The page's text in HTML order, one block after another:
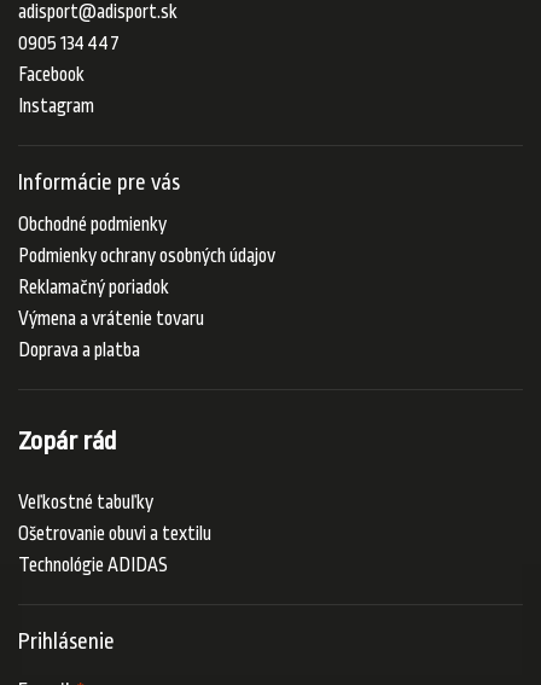
adisport@adisport.sk
0905 134 447
Facebook
Instagram
Informácie pre vás
Obchodné podmienky
Podmienky ochrany osobných údajov
Reklamačný poriadok
Výmena a vrátenie tovaru
Doprava a platba
Zopár rád
Veľkostné tabuľky
Ošetrovanie obuvi a textilu
Technológie ADIDAS
Prihlásenie